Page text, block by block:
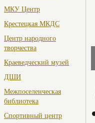
МКУ Центр
Крестецкая МКДС
Центр народного
творчества
Краеведческий музей
ДШИ
Межпоселенческая
библиотека
Спортивный центр